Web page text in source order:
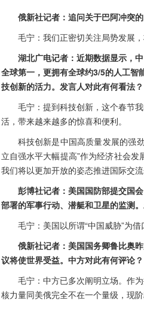
俄新社记者：追问关于巴阿冲突
毛宁：我们正密切关注局势发展
湖北广电记者：近期数据显示，
全球第一，更拥有全球约3/5的人工智
技创新的活力。发言人对此有何看法？
毛宁：提到科技创新，这个春节
活，带来越来越多的惊喜和便利。
科技创新是中国高质量发展的强
立自强水平大幅提高”作为经济社会
我们将以更加开放的姿态推进国际交
彭博社记者：美国国防部提交国
部署的军事行动、潜艇和卫星的监测
毛宁：美国以所谓“中国威胁”为
俄新社记者：美国国务卿鲁比奥
议将使世界受益。中方对此有何评论？
毛宁：中方已多次阐明立场。作
核力量同美俄完全不在一个量级，现